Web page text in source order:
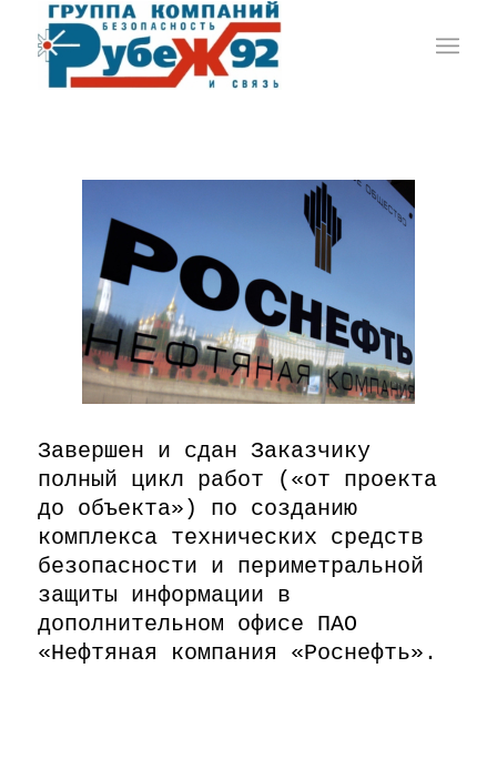
Завершен и сдан Заказчику
полный цикл работ («от проекта
до объекта») по созданию
комплекса технических средств
безопасности и периметральной
защиты информации в
дополнительном офисе ПАО
«Нефтяная компания «Роснефть».